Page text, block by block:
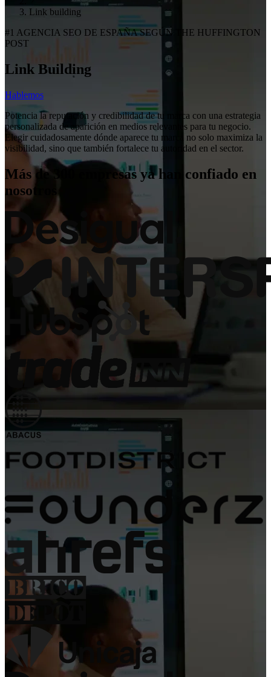
Link building
#1 AGENCIA SEO DE ESPAÑA SEGÚN THE HUFFINGTON
POST
Link Building
Hablemos
Potencia la reputación y credibilidad de tu marca con una estrategia
personalizada de aparición en medios relevantes para tu negocio.
Elegir cuidadosamente dónde aparece tu marca no solo maximiza la
visibilidad, sino que también fortalece tu autoridad en el sector.
Más de 300 empresas ya han confiado en
nosotros